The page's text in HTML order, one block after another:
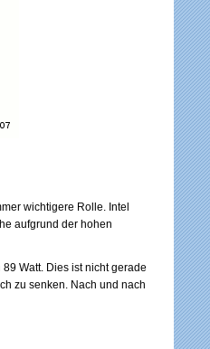
wichtigere Rolle. Intel
aufgrund der hohen
Watt. Dies ist nicht gerade
zu senken. Nach und nach